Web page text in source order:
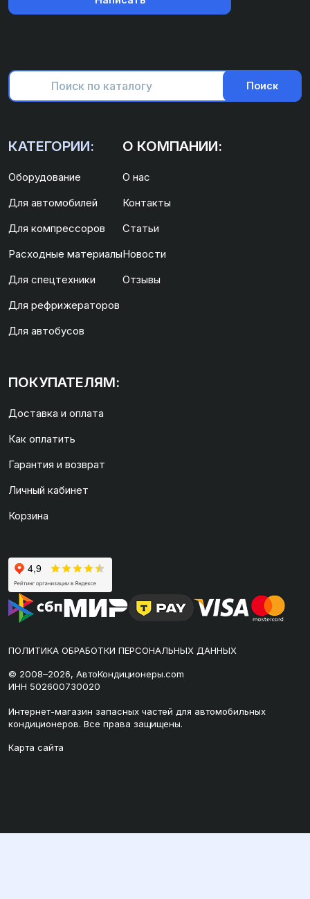
Поиск
КАТЕГОРИИ:
Оборудование
Для автомобилей
Для компрессоров
Расходные материалы
Для спецтехники
Для рефрижераторов
Для автобусов
О КОМПАНИИ:
О нас
Контакты
Статьи
Новости
Отзывы
ПОКУПАТЕЛЯМ:
Доставка и оплата
Как оплатить
Гарантия и возврат
Личный кабинет
Корзина
ПОЛИТИКА ОБРАБОТКИ ПЕРСОНАЛЬНЫХ ДАННЫХ
© 2008–2026, АвтоКондиционеры.com
ИНН 502600730020
Интернет-магазин запасных частей для автомобильных
кондиционеров. Все права защищены.
Карта сайта